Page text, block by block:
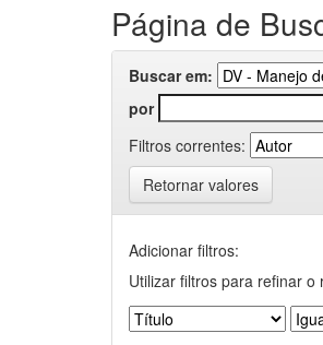
Página de
Buscar em:
por
Filtros correntes:
Retornar valores
Adicionar filtros:
Utilizar filtros para refinar o